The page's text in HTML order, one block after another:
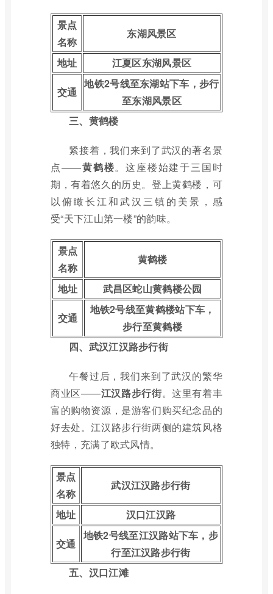
景点
名称
东湖风景区
地址 江夏区东湖风景区
交通
地铁2号线至东湖站下车，步行
至东湖风景区
三、黄鹤楼
紧接着，我们来到了武汉的著名景
点——黄鹤楼。这座楼始建于三国时
期，有着悠久的历史。登上黄鹤楼，可
以俯瞰长江和武汉三镇的美景，感
受“天下江山第一楼”的韵味。
景点
名称
黄鹤楼
地址 武昌区蛇山黄鹤楼公园
交通
地铁2号线至黄鹤楼站下车，
步行至黄鹤楼
四、武汉江汉路步行街
午餐过后，我们来到了武汉的繁华
商业区——江汉路步行街。这里有着丰
富的购物资源，是游客们购买纪念品的
好去处。江汉路步行街两侧的建筑风格
独特，充满了欧式风情。
景点
名称
武汉江汉路步行街
地址 汉口江汉路
交通
地铁2号线至江汉路站下车，步
行至江汉路步行街
五、汉口江滩